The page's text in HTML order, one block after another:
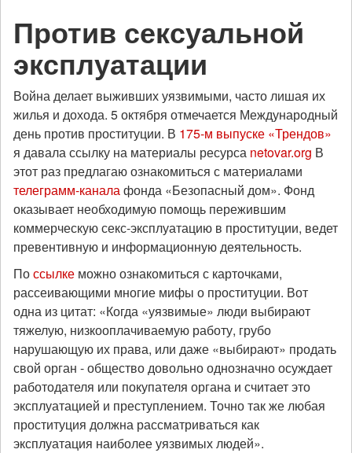
Против сексуальной
эксплуатации
Война делает выживших уязвимыми, часто лишая их
жилья и дохода. 5 октября отмечается Международный
день против проституции. В 175-м выпуске «Трендов»
я давала ссылку на материалы ресурса netovar.org В
этот раз предлагаю ознакомиться с материалами
телеграмм-каналафонда «Безопасный дом». Фонд
оказывает необходимую помощь пережившим
коммерческую секс-эксплуатацию в проституции, ведет
превентивную и информационную деятельность.
Поссылке можно ознакомиться с карточками,
рассеивающими многие мифы о проституции. Вот
одна из цитат: «Когда «уязвимые» люди выбирают
тяжелую, низкооплачиваемую работу, грубо
нарушающую их права, или даже «выбирают» продать
свой орган - общество довольно однозначно осуждает
работодателя или покупателя органа и считает это
эксплуатацией и преступлением. Точно так же любая
проституция должна рассматриваться как
эксплуатация наиболее уязвимых людей».